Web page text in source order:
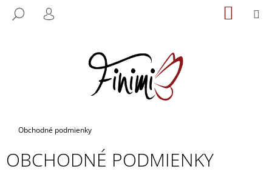
HĽADAŤ
PRIHLÁSENIE KOŠÍK
Domov
Obchodné podmienky
OBCHODNÉ PODMIENKY
T
E